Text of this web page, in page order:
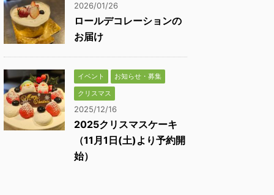
2026/01/26
ロールデコレーションの
お届け
イベント
お知らせ・募集
クリスマス
2025/12/16
2025クリスマスケーキ
（11月1日(土)より予約開
始）